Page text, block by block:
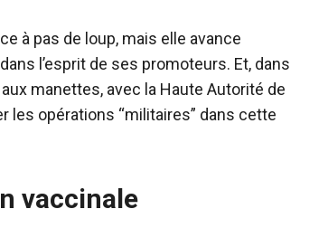
à pas de loup, mais elle avance
l’esprit de ses promoteurs. Et, dans
manettes, avec la Haute Autorité de
les opérations “militaires” dans cette
vaccinale